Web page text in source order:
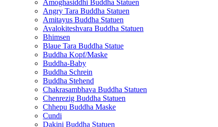
Amoghasiddhi Buddha Statuen
Angry Tara Buddha Statuen
Amitayus Buddha Statuen
Avalokiteshvara Buddha Statuen
Bhimsen
Blaue Tara Buddha Statue
Buddha Kopf/Maske
Buddha-Baby
Buddha Schrein
Buddha Stehend
Chakrasambhava Buddha Statuen
Chenrezig Buddha Statuen
Chhepu Buddha Maske
Cundi
Dakini Buddha Statuen